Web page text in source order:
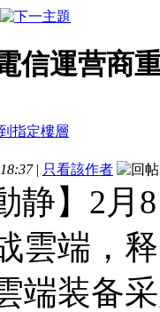
信運营商
| 只看該作者
静】2
雲端，
端装备